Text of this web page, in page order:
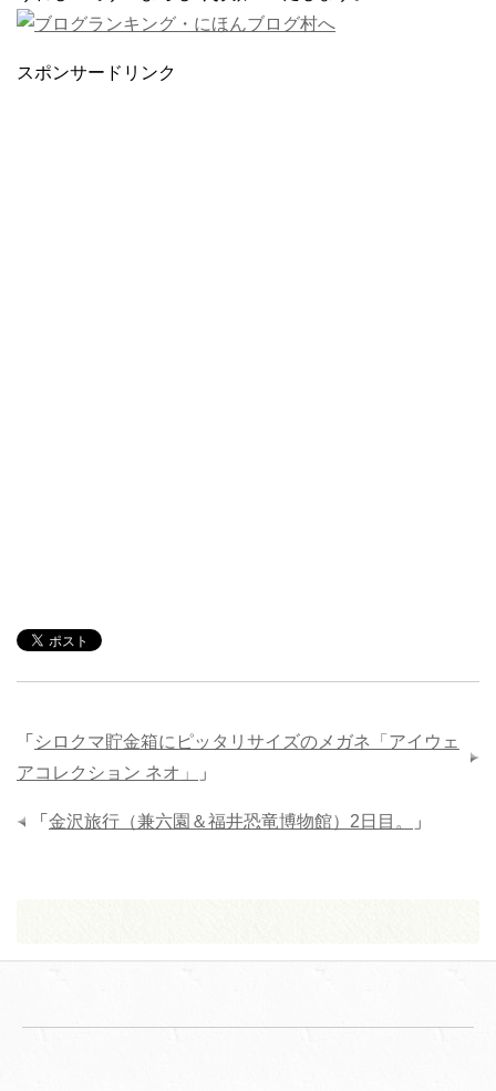
スポンサードリンク
「 シロクマ貯金箱にピッタリサイズのメガネ「アイウェ
アコレクション ネオ」
」
「 金沢旅行（兼六園＆福井恐竜博物館）2日目。 」